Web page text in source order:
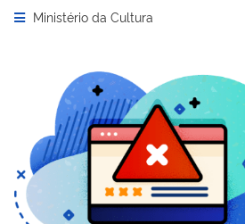
Abrir menu principal de navegação
Ministério da Cultura